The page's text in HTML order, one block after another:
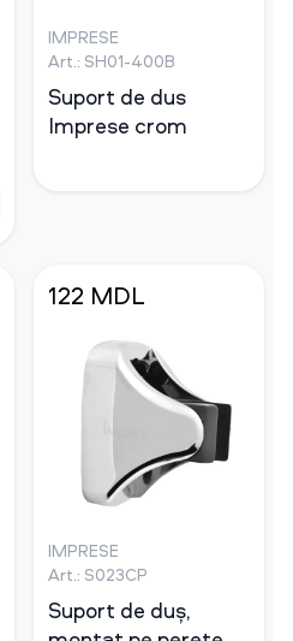
IMPRESE
Art.: SH01-400B
Suport de dus
Imprese crom
122 MDL
IMPRESE
Art.: S023CP
Suport de duș,